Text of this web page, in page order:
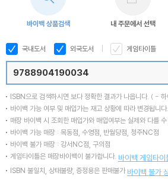
바이백 상품검색 내 주문에서 선택
국내도서 외국도서 게임타이틀
ISBN으로 검색하시면 보다 정확한 결과가 나옵니다. ( - 하
바이백 가능 여부 및 매입가는 재고 상황에 따라 변경됩니다.
매장 바이백 시 조회한 매입가와 매입여부는 실제와 다를 수
바이백 가능 매장 : 목동점, 수영점, 반월당점, 청주NC점
바이백 불가 매장 : 강서NC점, 구의점
게임타이틀은 매장바이백이 불가합니다. 바이백 게임타이
ISBN 불일치, 상태불량, 증정용은 판매불가 바이백 불가